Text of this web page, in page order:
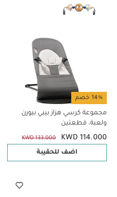
14% خصم
مجموعة كرسي هزاز بيبي بيورن
ولعبة، قطعتين
KWD 114.000
KWD 133.000
اضف للحقيبة